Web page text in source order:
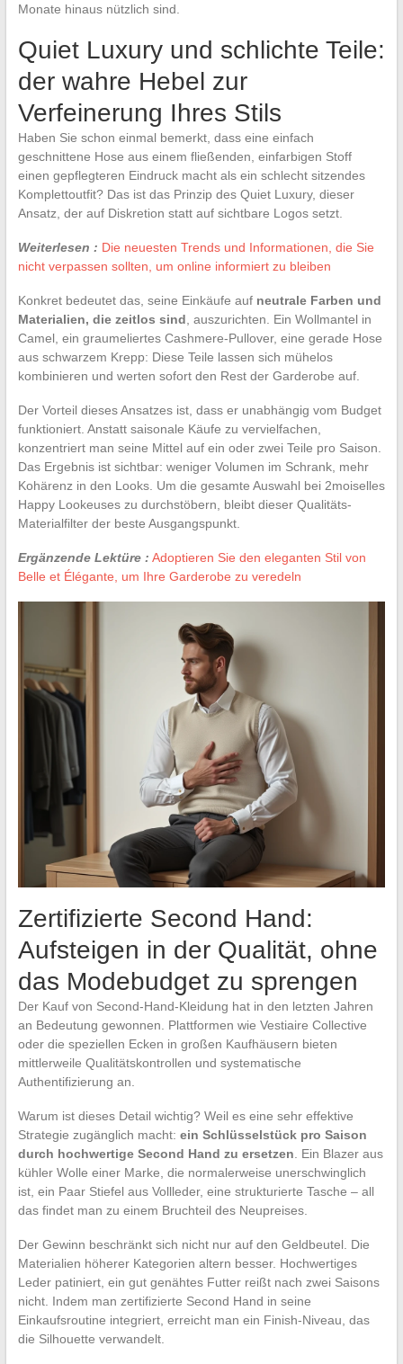
Monate hinaus nützlich sind.
Quiet Luxury und schlichte Teile:
der wahre Hebel zur
Verfeinerung Ihres Stils
Haben Sie schon einmal bemerkt, dass eine einfach
geschnittene Hose aus einem fließenden, einfarbigen Stoff
einen gepflegteren Eindruck macht als ein schlecht sitzendes
Komplettoutfit? Das ist das Prinzip des Quiet Luxury, dieser
Ansatz, der auf Diskretion statt auf sichtbare Logos setzt.
Weiterlesen : Die neuesten Trends und Informationen, die Sie
nicht verpassen sollten, um online informiert zu bleiben
Konkret bedeutet das, seine Einkäufe auf neutrale Farben und
Materialien, die zeitlos sind , auszurichten. Ein Wollmantel in
Camel, ein graumeliertes Cashmere-Pullover, eine gerade Hose
aus schwarzem Krepp: Diese Teile lassen sich mühelos
kombinieren und werten sofort den Rest der Garderobe auf.
Der Vorteil dieses Ansatzes ist, dass er unabhängig vom Budget
funktioniert. Anstatt saisonale Käufe zu vervielfachen,
konzentriert man seine Mittel auf ein oder zwei Teile pro Saison.
Das Ergebnis ist sichtbar: weniger Volumen im Schrank, mehr
Kohärenz in den Looks. Um die gesamte Auswahl bei 2moiselles
Happy Lookeuses zu durchstöbern, bleibt dieser Qualitäts-
Materialfilter der beste Ausgangspunkt.
Ergänzende Lektüre : Adoptieren Sie den eleganten Stil von
Belle et Élégante, um Ihre Garderobe zu veredeln
Zertifizierte Second Hand:
Aufsteigen in der Qualität, ohne
das Modebudget zu sprengen
Der Kauf von Second-Hand-Kleidung hat in den letzten Jahren
an Bedeutung gewonnen. Plattformen wie Vestiaire Collective
oder die speziellen Ecken in großen Kaufhäusern bieten
mittlerweile Qualitätskontrollen und systematische
Authentifizierung an.
Warum ist dieses Detail wichtig? Weil es eine sehr effektive
Strategie zugänglich macht: ein Schlüsselstück pro Saison
durch hochwertige Second Hand zu ersetzen . Ein Blazer aus
kühler Wolle einer Marke, die normalerweise unerschwinglich
ist, ein Paar Stiefel aus Vollleder, eine strukturierte Tasche – all
das findet man zu einem Bruchteil des Neupreises.
Der Gewinn beschränkt sich nicht nur auf den Geldbeutel. Die
Materialien höherer Kategorien altern besser. Hochwertiges
Leder patiniert, ein gut genähtes Futter reißt nach zwei Saisons
nicht. Indem man zertifizierte Second Hand in seine
Einkaufsroutine integriert, erreicht man ein Finish-Niveau, das
die Silhouette verwandelt.